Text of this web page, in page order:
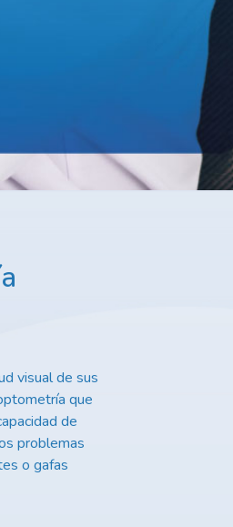
visual de sus
que
de
problemas
o gafas